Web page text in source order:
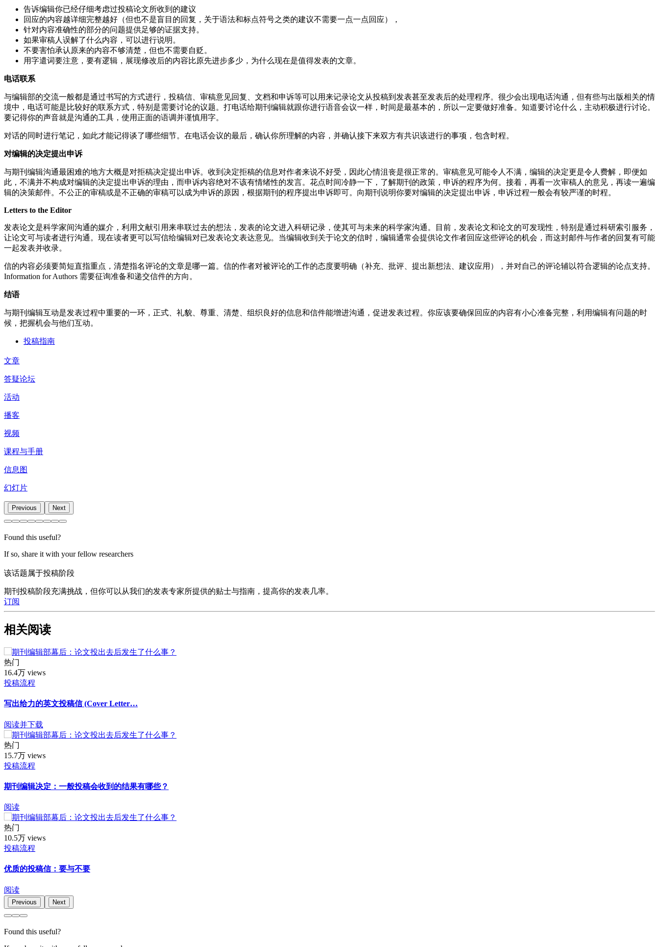
告诉编辑你已经仔细考虑过投稿论文所收到的建议
回应的内容越详细完整越好（但也不是盲目的回复，关于语法和标点符号之类的建议不需要一点一点回应），
针对内容准确性的部分的问题提供足够的证据支持。
如果审稿人误解了什么内容，可以进行说明。
不要害怕承认原来的内容不够清楚，但也不需要自贬。
用字遣词要注意，要有逻辑，展现修改后的内容比原先进步多少，为什么现在是值得发表的文章。
电话联系
与编辑部的交流一般都是通过书写的方式进行，投稿信、审稿意见回复、文档和申诉等可以用来记录论文从投稿到发表甚至发表后的处理程序。很少会出现电话沟通，但有些与出版相关的情
境中，电话可能是比较好的联系方式，特别是需要讨论的议题。打电话给期刊编辑就跟你进行语音会议一样，时间是最基本的，所以一定要做好准备。知道要讨论什么，主动积极进行讨论。
要记得你的声音就是沟通的工具，使用正面的语调并谨慎用字。
对话的同时进行笔记，如此才能记得谈了哪些细节。在电话会议的最后，确认你所理解的内容，并确认接下来双方有共识该进行的事项，包含时程。
对编辑的决定提出申诉
与期刊编辑沟通最困难的地方大概是对拒稿决定提出申诉。收到决定拒稿的信息对作者来说不好受，因此心情沮丧是很正常的。审稿意见可能令人不满，编辑的决定更是令人费解，即便如
此，不满并不构成对编辑的决定提出申诉的理由，而申诉内容绝对不该有情绪性的发言。花点时间冷静一下，了解期刊的政策，申诉的程序为何。接着，再看一次审稿人的意见，再读一遍编
辑的决策邮件。不公正的审稿或是不正确的审稿可以成为申诉的原因，根据期刊的程序提出申诉即可。向期刊说明你要对编辑的决定提出申诉，申诉过程一般会有较严谨的时程。
Letters to the Editor
发表论文是科学家间沟通的媒介，利用文献引用来串联过去的想法，发表的论文进入科研记录，使其可与未来的科学家沟通。目前，发表论文和论文的可发现性，特别是通过科研索引服务，
让论文可与读者进行沟通。现在读者更可以写信给编辑对已发表论文表达意见。当编辑收到关于论文的信时，编辑通常会提供论文作者回应这些评论的机会，而这封邮件与作者的回复有可能
一起发表并收录。
信的内容必须要简短直指重点，清楚指名评论的文章是哪一篇。信的作者对被评论的工作的态度要明确（补充、批评、提出新想法、建议应用），并对自己的评论辅以符合逻辑的论点支持。
Information for Authors 需要征询准备和递交信件的方向。
结语
与期刊编辑互动是发表过程中重要的一环，正式、礼貌、尊重、清楚、组织良好的信息和信件能增进沟通，促进发表过程。你应该要确保回应的内容有小心准备完整，利用编辑有问题的时
候，把握机会与他们互动。
投稿指南
文章
答疑论坛
活动
播客
视频
课程与手册
信息图
幻灯片
Previous Next
Found this useful?
If so, share it with your fellow researchers
该话题属于投稿阶段
期刊投稿阶段充满挑战，但你可以从我们的发表专家所提供的贴士与指南，提高你的发表几率。
订阅
相关阅读
热门
16.4万 views
投稿流程
写出给力的英文投稿信 (Cover Letter…
阅读并下载
热门
15.7万 views
投稿流程
期刊编辑决定：一般投稿会收到的结果有哪些？
阅读
热门
10.5万 views
投稿流程
优质的投稿信：要与不要
阅读
Previous Next
Found this useful?